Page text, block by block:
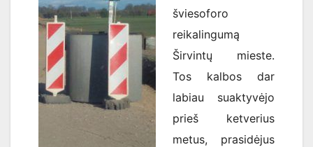
šviesoforo
reikalingumą
Širvintų mieste.
Tos kalbos dar
labiau suaktyvėjo
prieš ketverius
metus, prasidėjus